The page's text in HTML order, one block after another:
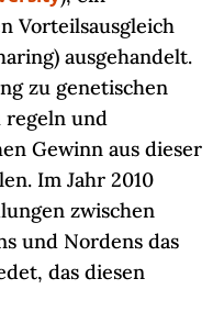
Vorteilsausgleich
ausgehandelt.
zu genetischen
regeln und
Gewinn aus dieser
Im Jahr 2010
zwischen
und Nordens das
das diesen